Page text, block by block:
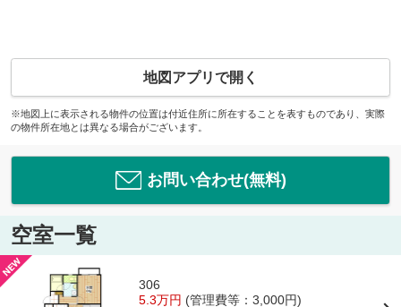
地図アプリで開く
※地図上に表示される物件の位置は付近住所に所在することを表すものであり、実際
の物件所在地とは異なる場合がございます。
お問い合わせ(無料)
空室一覧
306
5.3万円 (管理費等：3,000円)